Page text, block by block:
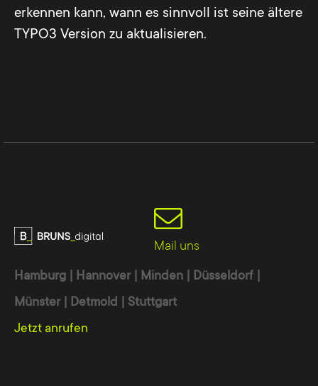
erkennen kann, wann es sinnvoll ist seine ältere
TYPO3 Version zu aktualisieren.
Hamburg | Hannover | Minden | Düsseldorf |
Münster | Detmold | Stuttgart
Jetzt anrufen
Mail uns